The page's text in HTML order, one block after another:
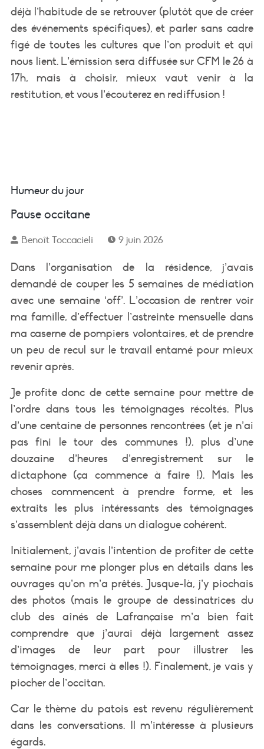
déjà l’habitude de se retrouver (plutôt que de créer
des événements spécifiques), et parler sans cadre
figé de toutes les cultures que l’on produit et qui
nous lient. L’émission sera diffusée sur CFM le 26 à
17h, mais à choisir, mieux vaut venir à la
restitution, et vous l’écouterez en rediffusion !
Humeur du jour
Pause occitane
Benoît Toccacieli 9 juin 2026
Dans l’organisation de la résidence, j’avais
demandé de couper les 5 semaines de médiation
avec une semaine ‘off’. L’occasion de rentrer voir
ma famille, d’effectuer l’astreinte mensuelle dans
ma caserne de pompiers volontaires, et de prendre
un peu de recul sur le travail entamé pour mieux
revenir après.
Je profite donc de cette semaine pour mettre de
l’ordre dans tous les témoignages récoltés. Plus
d’une centaine de personnes rencontrées (et je n’ai
pas fini le tour des communes !), plus d’une
douzaine d’heures d’enregistrement sur le
dictaphone (ça commence à faire !). Mais les
choses commencent à prendre forme, et les
extraits les plus intéressants des témoignages
s’assemblent déjà dans un dialogue cohérent.
Initialement, j’avais l’intention de profiter de cette
semaine pour me plonger plus en détails dans les
ouvrages qu’on m’a prêtés. Jusque-là, j’y piochais
des photos (mais le groupe de dessinatrices du
club des aînés de Lafrançaise m’a bien fait
comprendre que j’aurai déjà largement assez
d’images de leur part pour illustrer les
témoignages, merci à elles !). Finalement, je vais y
piocher de l’occitan.
Car le thème du patois est revenu régulièrement
dans les conversations. Il m’intéresse à plusieurs
égards.